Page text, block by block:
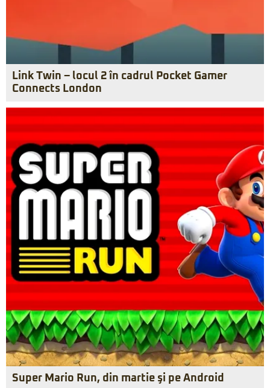
Link Twin – locul 2 în cadrul Pocket Gamer
Connects London
Super Mario Run, din martie şi pe Android